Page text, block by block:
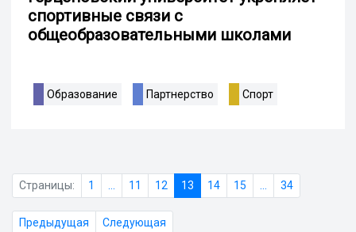
спортивные связи с
общеобразовательными школами
Образование Партнерство Спорт
Страницы: 1 11 12 13 14 15 34
Предыдущая Следующая